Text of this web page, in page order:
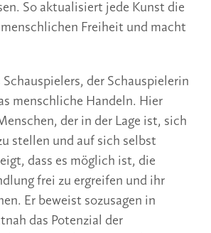
So aktualisiert jede Kunst die
Freiheit und macht
der Schauspielerin
menschliche Handeln. Hier
der in der Lage ist, sich
stellen und auf sich selbst
dass es möglich ist, die
frei zu ergreifen und ihr
Er beweist sozusagen in
das Potenzial der